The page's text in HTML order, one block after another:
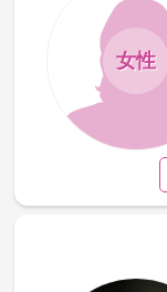
女性